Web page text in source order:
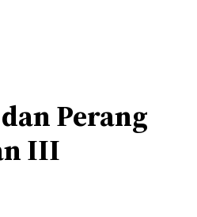
Perang
III